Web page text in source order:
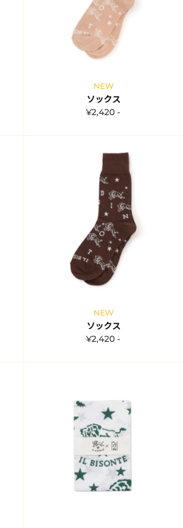
NEW
ソックス
¥2,420 -
NEW
ソックス
¥2,420 -